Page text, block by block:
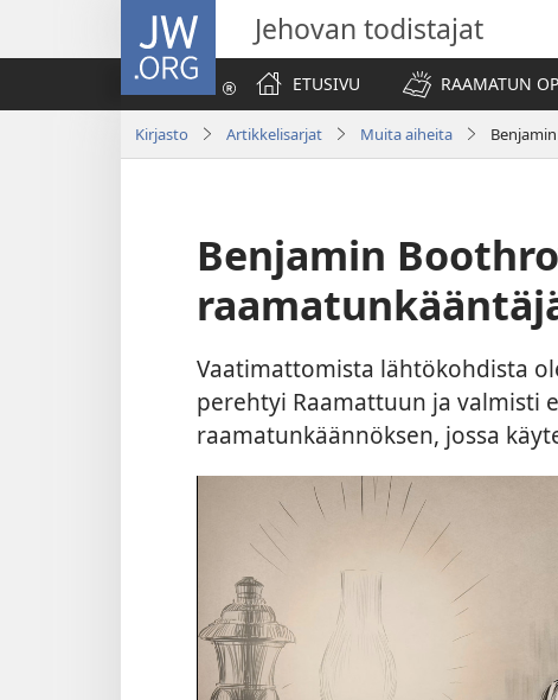
JW.ORG Jehovan todistajat
ETUSIVU
RAAMATUN
Kirjasto Artikkelisarjat Muita aiheita
Benjamin
Vaatimattomista lähtökohdista
perehtyi Raamattuun ja valmisti
raamatunkäännöksen, jossa